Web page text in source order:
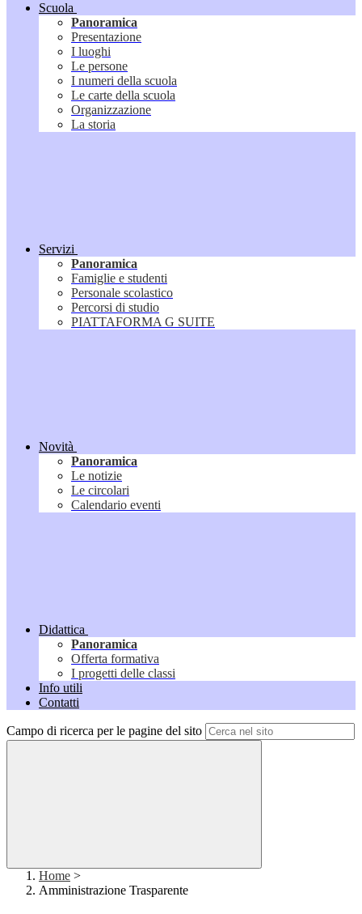
Scuola
Panoramica
Presentazione
I luoghi
Le persone
I numeri della scuola
Le carte della scuola
Organizzazione
La storia
Servizi
Panoramica
Famiglie e studenti
Personale scolastico
Percorsi di studio
PIATTAFORMA G SUITE
Novità
Panoramica
Le notizie
Le circolari
Calendario eventi
Didattica
Panoramica
Offerta formativa
I progetti delle classi
Info utili
Contatti
Campo di ricerca per le pagine del sito
Home >
Amministrazione Trasparente